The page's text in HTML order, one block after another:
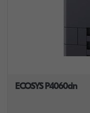
ECOSYS P4060dn